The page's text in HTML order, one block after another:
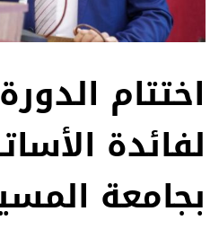
اختتام
لفائدة
بجامعة